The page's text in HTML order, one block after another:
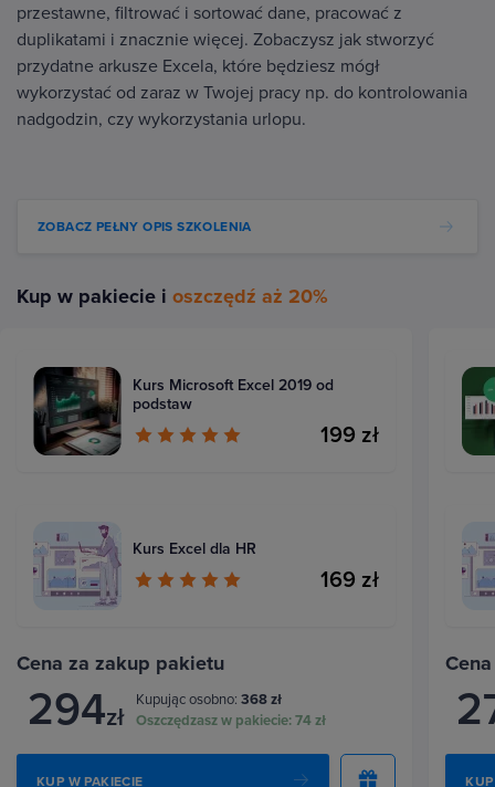
przestawne, filtrować i sortować dane, pracować z
duplikatami i znacznie więcej. Zobaczysz jak stworzyć
przydatne arkusze Excela, które będziesz mógł
wykorzystać od zaraz w Twojej pracy np. do kontrolowania
nadgodzin, czy wykorzystania urlopu.
ZOBACZ PEŁNY OPIS SZKOLENIA
Kup w pakiecie i oszczędź aż 20%
Kurs Microsoft Excel 2019 od
podstaw
199 zł
Kurs Excel dla HR
169 zł
Cena za zakup pakietu
294zł
Kupując osobno: 368 zł
Oszczędzasz w pakiecie:74 zł
KUP W PAKIECIE